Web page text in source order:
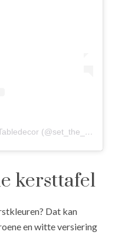
Een bericht gedeeld door ℒ𝓊𝒾𝓈𝒶 | Tabledecor (@set_the_fancy_table)
kersttafel
Dat kan
en witte versiering